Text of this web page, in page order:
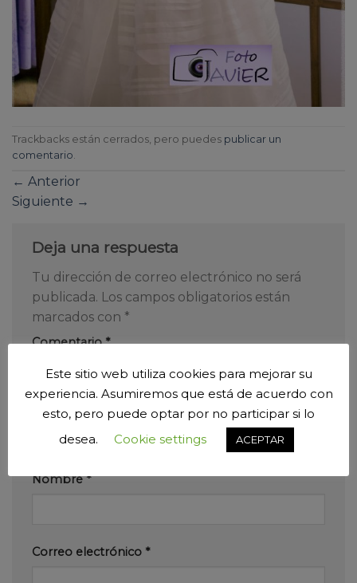
Trackbacks están cerrados, pero puedes publicar un
comentario.
← Anterior
Siguiente →
Deja una respuesta
Tu dirección de correo electrónico no será
publicada. Los campos obligatorios están
marcados con *
Comentario*
Nombre*
Correo electrónico *
Este sitio web utiliza cookies para mejorar su
experiencia. Asumiremos que está de acuerdo con
esto, pero puede optar por no participar si lo
desea.
Cookie settings ACEPTAR